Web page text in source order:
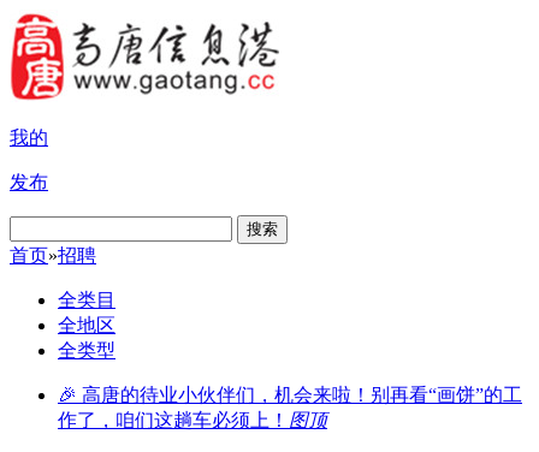
我的
发布
搜索
首页»招聘
全类目
全地区
全类型
🎉 高唐的待业小伙伴们，机会来啦！别再看“画饼”的工
作了，咱们这趟车必须上！ 图顶